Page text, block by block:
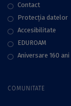
Contact
Protecţia datelor
Accesibilitate
EDUROAM
Aniversare 160 ani
COMUNITATE